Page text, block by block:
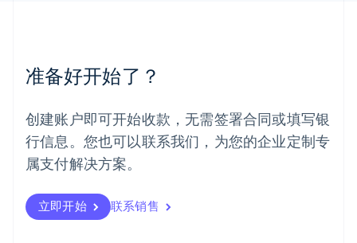
准备好开始了？
创建账户即可开始收款，无需签署合同或填写银
行信息。您也可以联系我们，为您的企业定制专
属支付解决方案。
立即开始 联系销售
挪威
葡萄牙
Português English
日本
日本語English
瑞典
瑞士
DeutschFrançais